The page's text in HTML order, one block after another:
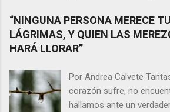
“NINGUNA PERSONA MERECE
LÁGRIMAS, Y QUIEN LAS
HARÁ LLORAR”
Por Andrea Calvete
corazón sufre, no
hallamos ante un